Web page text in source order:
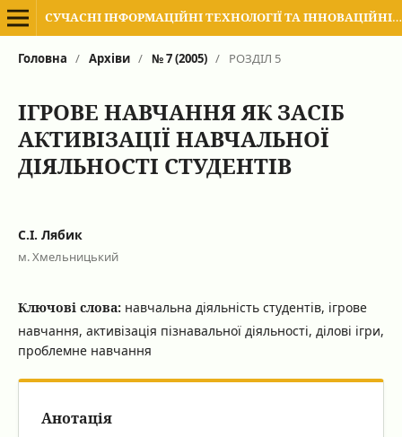
СУЧАСНІ ІНФОРМАЦІЙНІ ТЕХНОЛОГІЇ ТА ІННОВАЦІЙНІ МЕТОДИКИ НАВЧАННЯ В ПІДГОТОВЦІ ФАХІВЦІВ: МЕТОДОЛОГІЯ, ТЕОРІЯ, ДОСВІД, ПРОБЛЕМИ
Головна / Архіви / № 7 (2005) / РОЗДІЛ 5
ІГРОВЕ НАВЧАННЯ ЯК ЗАСІБ
АКТИВІЗАЦІЇ НАВЧАЛЬНОЇ
ДІЯЛЬНОСТІ СТУДЕНТІВ
С.І. Лябик
м. Хмельницький
Ключові слова: навчальна діяльність студентів, ігрове
навчання, активізація пізнавальної діяльності, ділові ігри,
проблемне навчання
Анотація